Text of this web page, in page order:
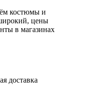
костюмы и
цены
в магазинах
доставка